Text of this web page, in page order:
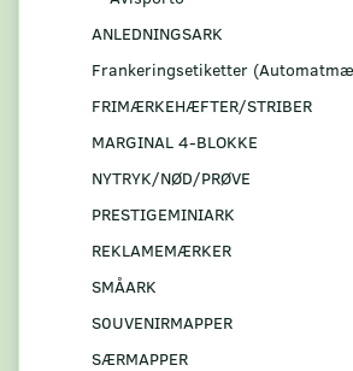
ANLEDNINGSARK
Frankeringsetiketter
FRIMÆRKEHÆFTER/STRIBER
MARGINAL 4-BLOKKE
NYTRYK/NØD/PRØVE
PRESTIGEMINIARK
REKLAMEMÆRKER
SMÅARK
S0UVENIRMAPPER
SÆRMAPPER